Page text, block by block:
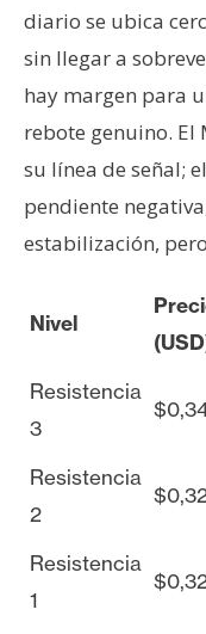
diario se ubica
sin llegar a
hay margen para
rebote genuino. El
su línea de señal;
pendiente
estabilización,
Nivel
Resistencia
3
Resistencia
2
Resistencia
1